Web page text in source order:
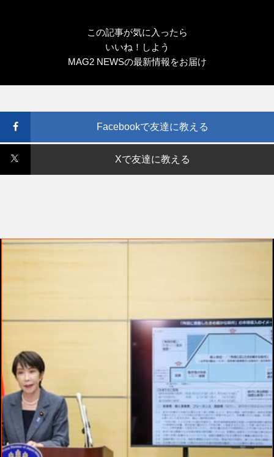
この記事が気に入ったら
いいね！しよう
MAG2 NEWSの最新情報をお届け
Facebookで友達に教える
Xで友達に教える